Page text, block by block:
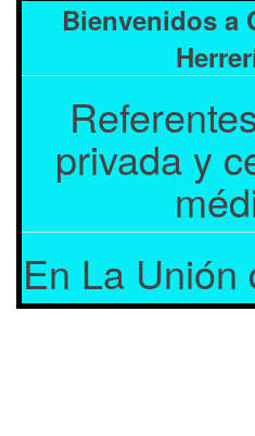
Bienvenidos a
privada y
En La Unión